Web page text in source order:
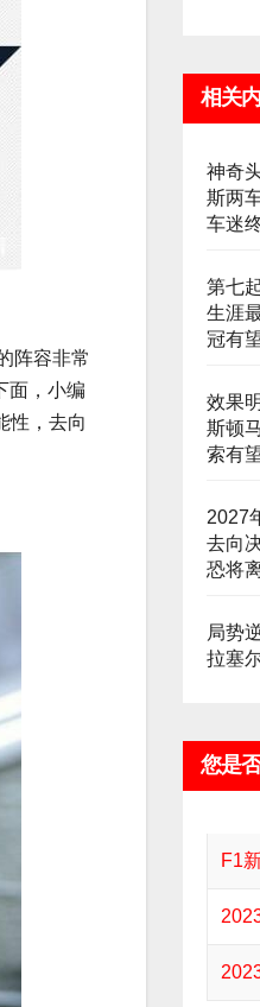
阵容非常
面，小编
性，去向
相关
神奇
斯两
车迷
第七
生涯
冠有
效果
斯顿
索有
2027
去向
恐将
局势
拉塞
您是
F1